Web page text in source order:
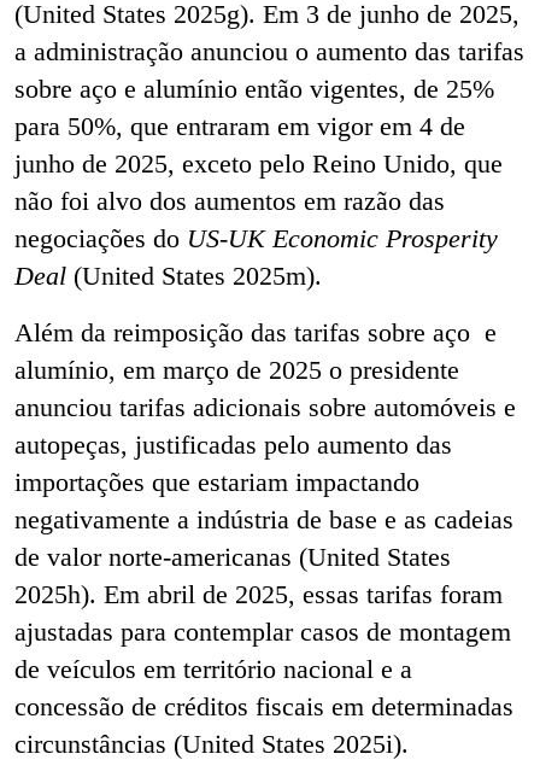
(United States 2025g). Em 3 de junho de 2025,
a administração anunciou o aumento das tarifas
sobre aço e alumínio então vigentes, de 25%
para 50%, que entraram em vigor em 4 de
junho de 2025, exceto pelo Reino Unido, que
não foi alvo dos aumentos em razão das
negociações do US-UK Economic Prosperity
Deal (United States 2025m).
Além da reimposição das tarifas sobre aço e
alumínio, em março de 2025 o presidente
anunciou tarifas adicionais sobre automóveis e
autopeças, justificadas pelo aumento das
importações que estariam impactando
negativamente a indústria de base e as cadeias
de valor norte-americanas (United States
2025h). Em abril de 2025, essas tarifas foram
ajustadas para contemplar casos de montagem
de veículos em território nacional e a
concessão de créditos fiscais em determinadas
circunstâncias (United States 2025i).